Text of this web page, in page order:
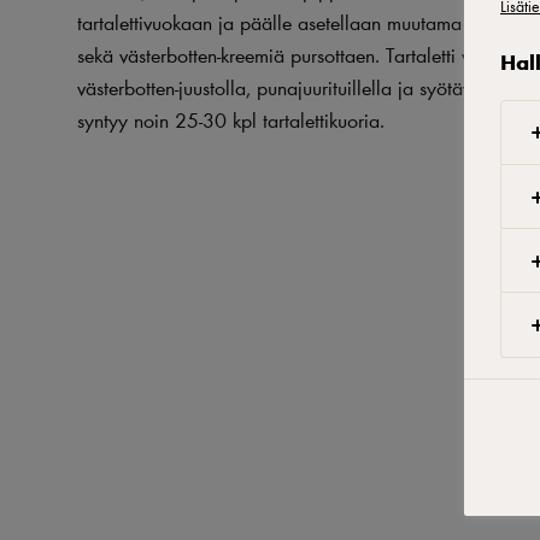
tartalettivuokaan ja päälle asetellaan muutama pala
sekä västerbotten-kreemiä pursottaen. Tartaletti
västerbotten-juustolla, punajuurituillella ja syötävillä
syntyy noin 25-30 kpl tartalettikuoria.